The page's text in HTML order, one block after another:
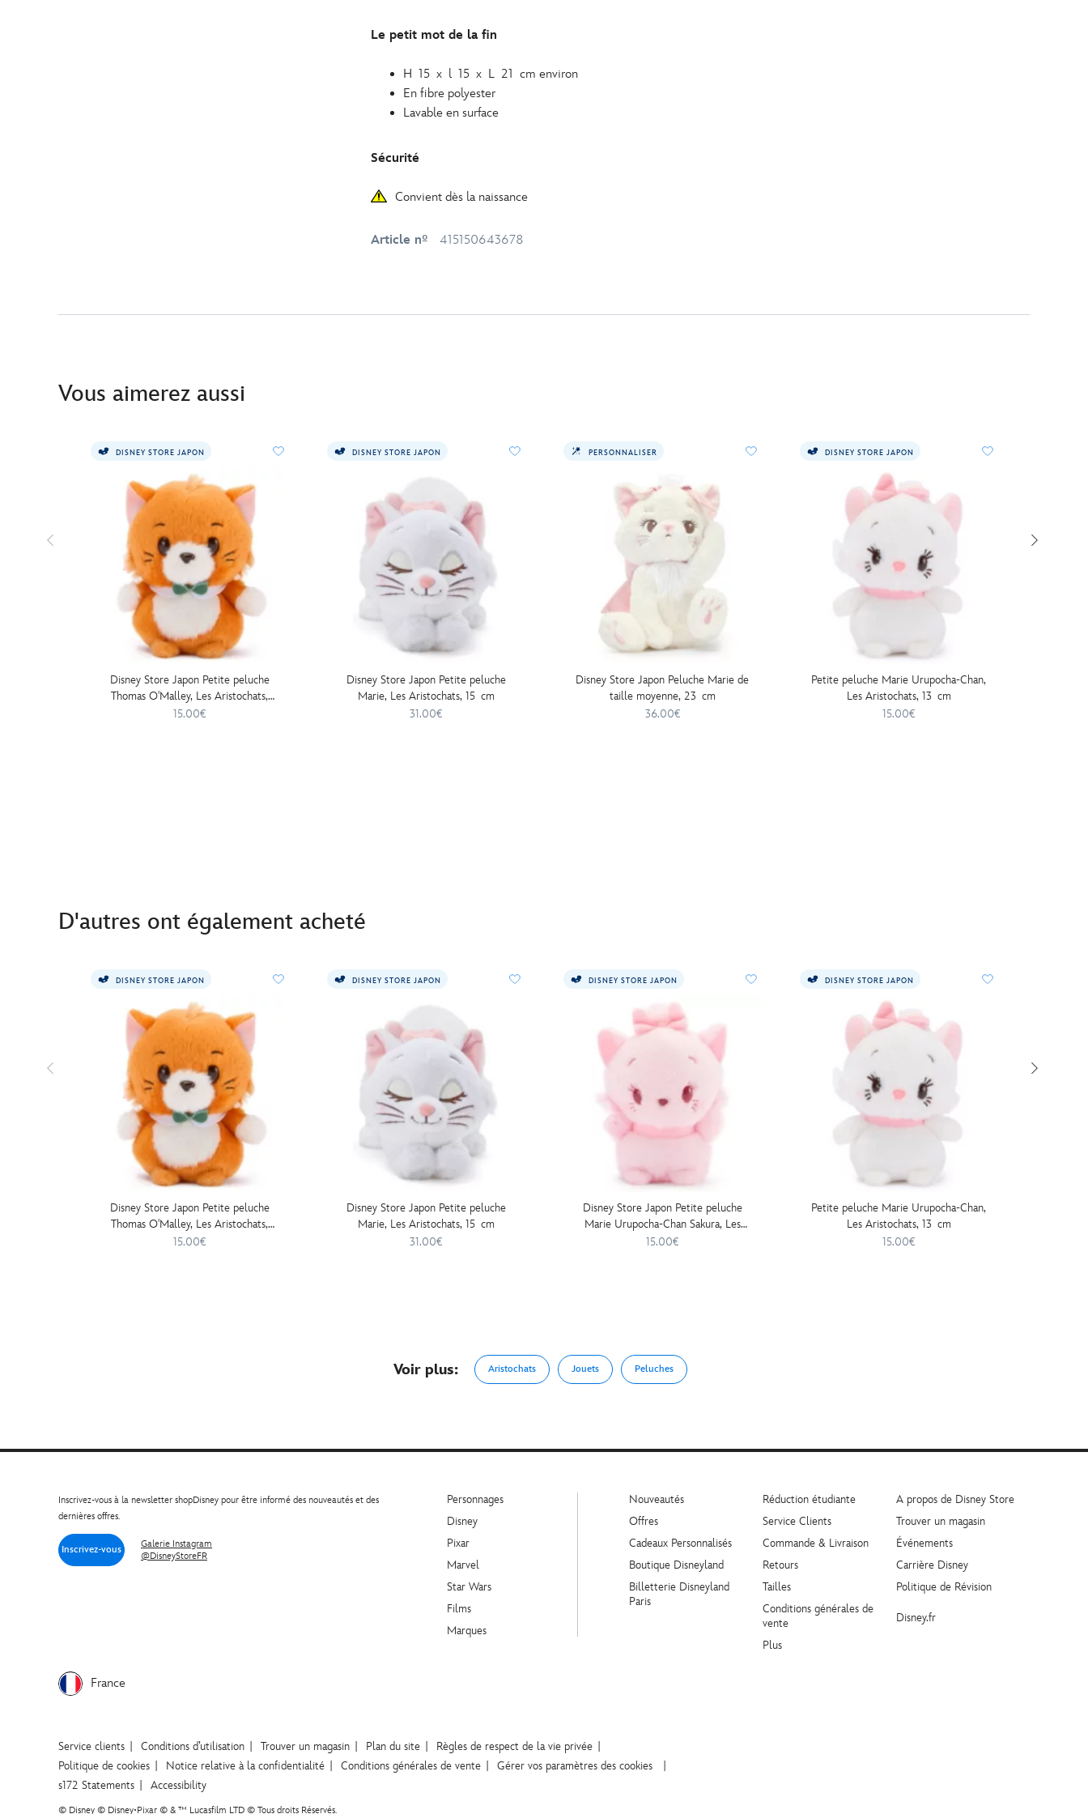
Le petit mot de la fin
H 15 x l 15 x L 21 cm environ
En fibre polyester
Lavable en surface
Sécurité
Convient dès la naissance
Article nº 415150643678
Vous aimerez aussi
DISNEY STORE JAPON
Disney Store Japon Petite peluche
Thomas O'Malley, Les Aristochats,
13 cm
15.00€
DISNEY STORE JAPON
Disney Store Japon Petite peluche
Marie, Les Aristochats, 15 cm
31.00€
PERSONNALISER
Disney Store Japon Peluche Marie de
taille moyenne, 23 cm
36.00€
DISNEY STORE JAPON
Petite peluche Marie Urupocha-Chan,
Les Aristochats, 13 cm
15.00€
D'autres ont également acheté
DISNEY STORE JAPON
Disney Store Japon Petite peluche
Thomas O'Malley, Les Aristochats,
13 cm
15.00€
DISNEY STORE JAPON
Disney Store Japon Petite peluche
Marie, Les Aristochats, 15 cm
31.00€
DISNEY STORE JAPON
Disney Store Japon Petite peluche
Marie Urupocha-Chan Sakura, Les
Aristochats, 11 cm
15.00€
DISNEY STORE JAPON
Petite peluche Marie Urupocha-Chan,
Les Aristochats, 13 cm
15.00€
Voir plus: Aristochats Jouets Peluches
Inscrivez-vous à la newsletter shopDisney pour être informé des nouveautés et des
dernières offres.
Inscrivez-vous
Galerie Instagram
@DisneyStoreFR
France
Personnages
Disney
Pixar
Marvel
Star Wars
Films
Marques
Nouveautés
Offres
Cadeaux Personnalisés
Boutique Disneyland
Billetterie Disneyland
Paris
Réduction étudiante
Service Clients
Commande & Livraison
Retours
Tailles
Conditions générales de
vente
Plus
A propos de Disney Store
Trouver un magasin
Événements
Carrière Disney
Politique de Révision
Disney.fr
Service clients Conditions d’utilisation Trouver un magasin Plan du site
Règles de respect de la vie privée
Politique de cookies
Notice relative à la confidentialité Conditions générales de vente
Gérer vos paramètres des cookies
s172 Statements
Accessibility
© Disney © Disney•Pixar © & ™ Lucasfilm LTD © Tous droits Réservés.